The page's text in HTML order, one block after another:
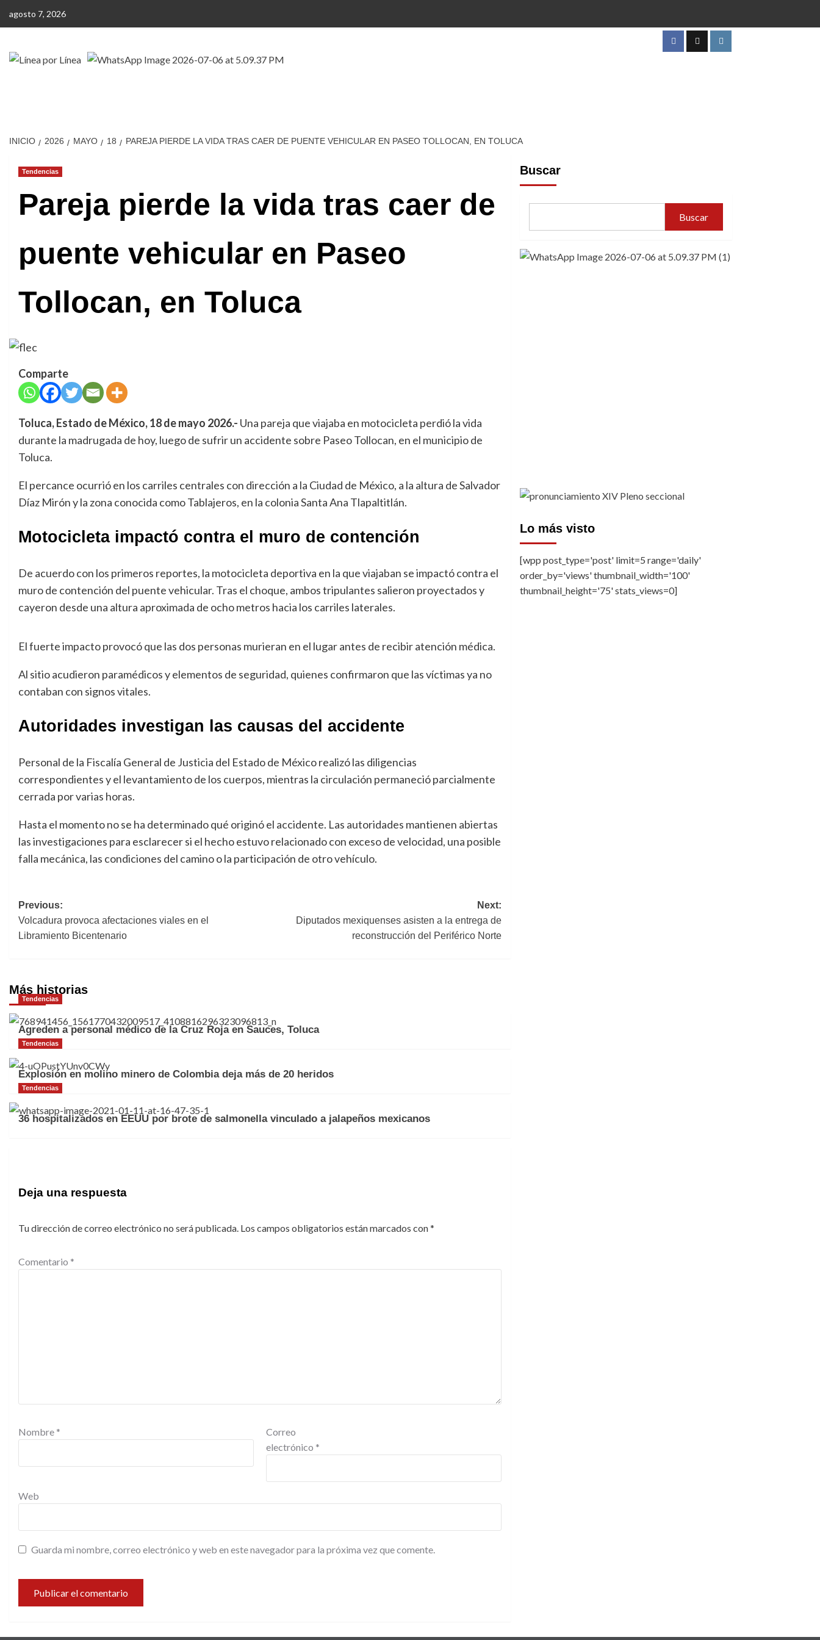
agosto 7, 2026
FacebookTwitterInstagram
INICIO 2026 MAYO 18 PAREJA PIERDE LA VIDA TRAS CAER DE PUENTE VEHICULAR EN PASEO TOLLOCAN, EN TOLUCA
Tendencias
Pareja pierde la vida tras caer de
puente vehicular en Paseo
Tollocan, en Toluca
Comparte
Toluca, Estado de México, 18 de mayo 2026.- Una pareja que viajaba en motocicleta perdió la vida
durante la madrugada de hoy, luego de sufrir un accidente sobre Paseo Tollocan, en el municipio de
Toluca.
El percance ocurrió en los carriles centrales con dirección a la Ciudad de México, a la altura de Salvador
Díaz Mirón y la zona conocida como Tablajeros, en la colonia Santa Ana Tlapaltitlán.
Motocicleta impactó contra el muro de contención
De acuerdo con los primeros reportes, la motocicleta deportiva en la que viajaban se impactó contra el
muro de contención del puente vehicular. Tras el choque, ambos tripulantes salieron proyectados y
cayeron desde una altura aproximada de ocho metros hacia los carriles laterales.
El fuerte impacto provocó que las dos personas murieran en el lugar antes de recibir atención médica.
Al sitio acudieron paramédicos y elementos de seguridad, quienes confirmaron que las víctimas ya no
contaban con signos vitales.
Autoridades investigan las causas del accidente
Personal de la Fiscalía General de Justicia del Estado de México realizó las diligencias
correspondientes y el levantamiento de los cuerpos, mientras la circulación permaneció parcialmente
cerrada por varias horas.
Hasta el momento no se ha determinado qué originó el accidente. Las autoridades mantienen abiertas
las investigaciones para esclarecer si el hecho estuvo relacionado con exceso de velocidad, una posible
falla mecánica, las condiciones del camino o la participación de otro vehículo.
Navegación
de
Previous:
Volcadura provoca afectaciones viales en el
Libramiento Bicentenario
Next:
Diputados mexiquenses asisten a la entrega de
reconstrucción del Periférico Norte
Más historias
Tendencias
Agreden a personal médico de la Cruz Roja en Sauces, Toluca
Tendencias
Explosión en molino minero de Colombia deja más de 20 heridos
Tendencias
36 hospitalizados en EEUU por brote de salmonella vinculado a jalapeños mexicanos
Deja una respuesta
Tu dirección de correo electrónico no será publicada. Los campos obligatorios están marcados con*
Comentario *
Nombre *
Correo
electrónico *
Web
Guarda mi nombre, correo electrónico y web en este navegador para la próxima vez que comente.
Buscar
Buscar
Lo más visto
[wpp post_type='post' limit=5 range='daily'
order_by='views' thumbnail_width='100'
thumbnail_height='75' stats_views=0]